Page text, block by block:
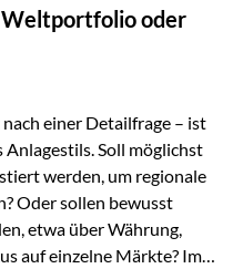
Weltportfolio oder
nach einer Detailfrage – ist
Anlagestils. Soll möglichst
werden, um regionale
Oder sollen bewusst
etwa über Währung,
auf einzelne Märkte? Im